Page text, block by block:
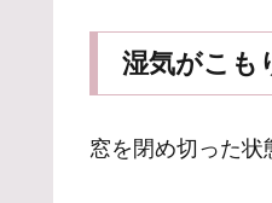
湿気がこも
窓を閉め切った状